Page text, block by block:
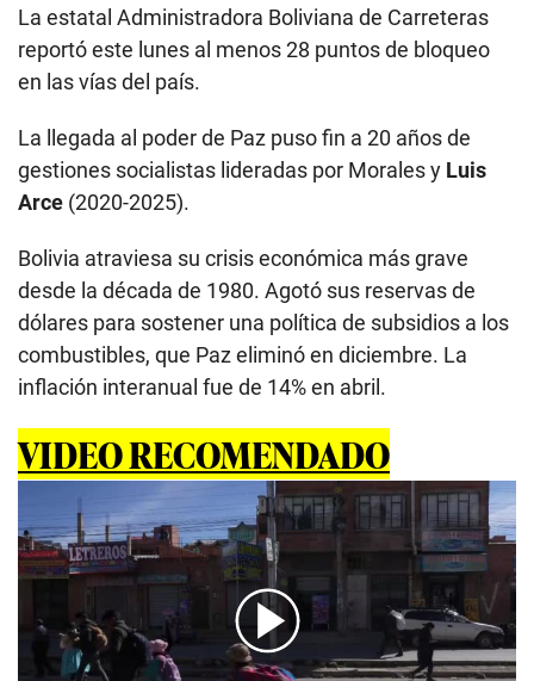
La estatal Administradora Boliviana de Carreteras
reportó este lunes al menos 28 puntos de bloqueo
en las vías del país.
La llegada al poder de Paz puso fin a 20 años de
gestiones socialistas lideradas por Morales y Luis
Arce (2020-2025).
Bolivia atraviesa su crisis económica más grave
desde la década de 1980. Agotó sus reservas de
dólares para sostener una política de subsidios a los
combustibles, que Paz eliminó en diciembre. La
inflación interanual fue de 14% en abril.
VIDEO RECOMENDADO